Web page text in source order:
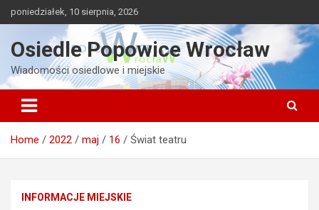
to
poniedziałek, 10 sierpnia, 2026
Osiedle Popowice Wrocław
Wiadomości osiedlowe i miejskie
Home 2022 maj 16 Świat teatru
INFORMACJE MIEJSKIE